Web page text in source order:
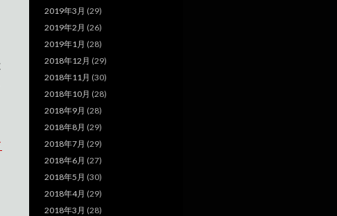
2019年3月 (29)
2019年2月 (26)
2019年1月 (28)
2018年12月 (29)
2018年11月 (30)
2018年10月 (28)
2018年9月 (28)
2018年8月 (29)
2018年7月 (29)
2018年6月 (27)
2018年5月 (30)
2018年4月 (29)
2018年3月 (28)